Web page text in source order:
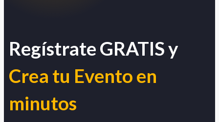
Regístrate GRATIS y
Crea tu Evento en
minutos